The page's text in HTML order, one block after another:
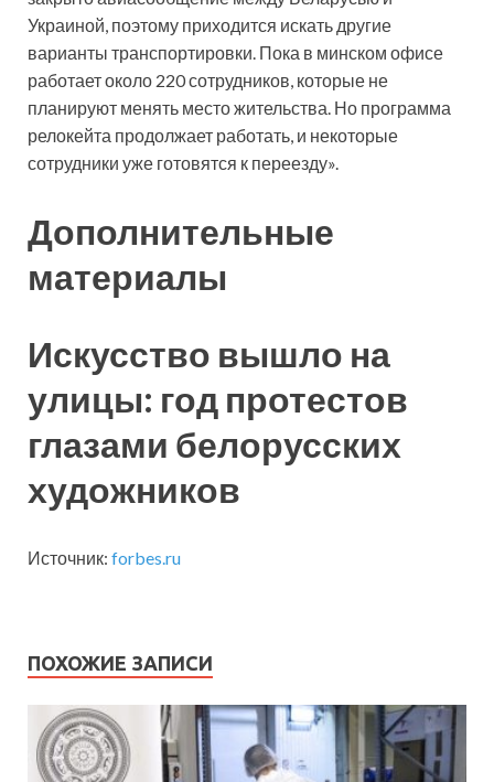
Украиной, поэтому приходится искать другие
варианты транспортировки. Пока в минском офисе
работает около 220 сотрудников, которые не
планируют менять место жительства. Но программа
релокейта продолжает работать, и некоторые
сотрудники уже готовятся к переезду».
Дополнительные
материалы
Искусство вышло на
улицы: год протестов
глазами белорусских
художников
Источник: forbes.ru
ПОХОЖИЕ ЗАПИСИ